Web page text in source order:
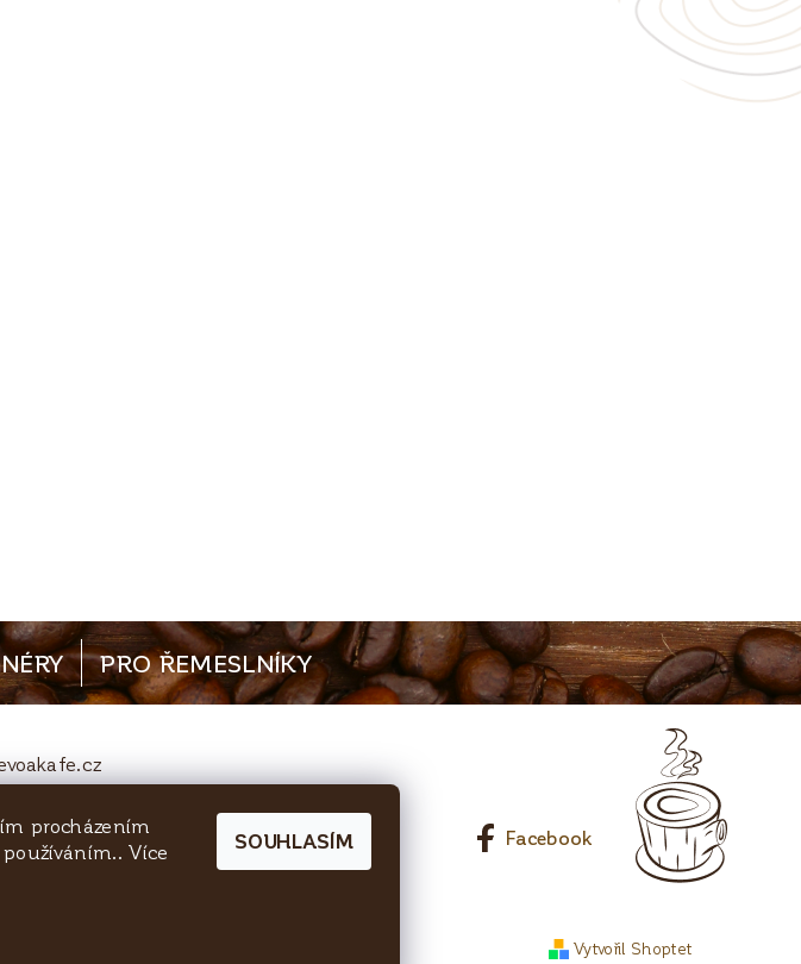
PRO ŘEMESLNÍKY
Mělnická 1090, 250 65 Líbeznice Facebook
Vytvořil Shoptet
procházením
Více
SOUHLASÍM